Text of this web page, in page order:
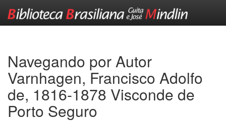
Navegando por Autor
Varnhagen, Francisco Adolfo
de, 1816-1878 Visconde de
Porto Seguro